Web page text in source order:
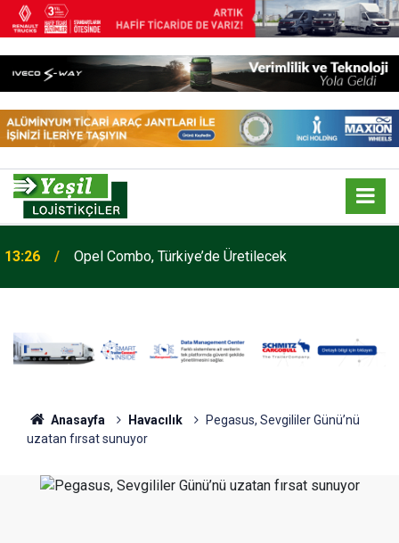
13:26 Opel Combo, Türkiye’de Üretilecek
Anasayfa Havacılık
Pegasus, Sevgililer Günü’nü
uzatan fırsat sunuyor